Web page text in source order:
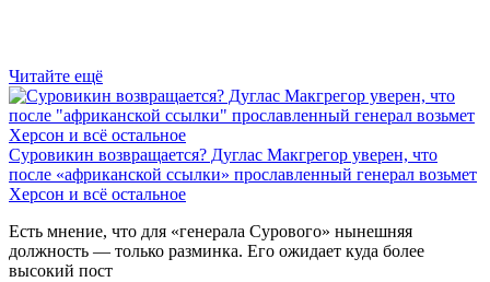
Читайте ещё
Суровикин возвращается? Дуглас Макгрегор уверен, что
после «африканской ссылки» прославленный генерал возьмет
Херсон и всё остальное
Есть мнение, что для «генерала Сурового» нынешняя
должность — только разминка. Его ожидает куда более
высокий пост